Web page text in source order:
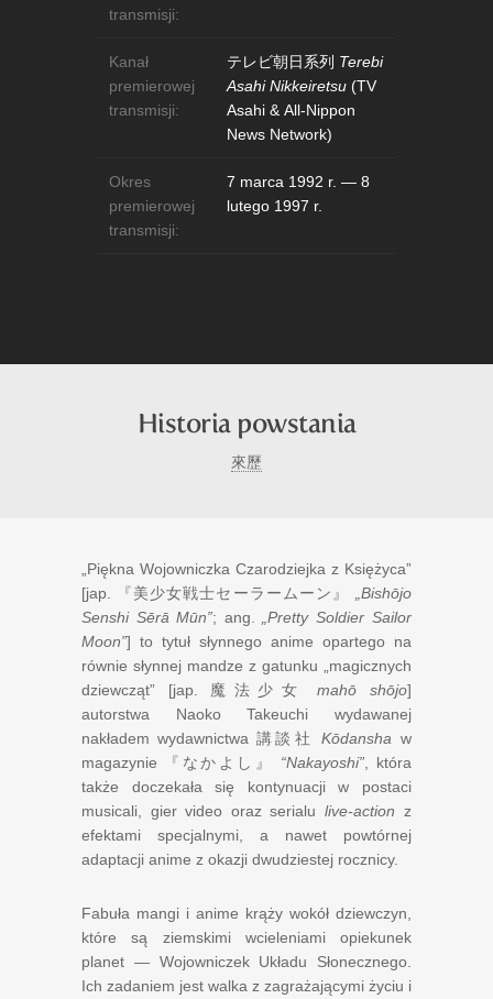
transmisji:
Kanał
premierowej
transmisji:
テレビ朝日系列 Terebi
Asahi Nikkeiretsu (TV
Asahi & All-Nippon
News Network)
Okres
premierowej
transmisji:
7 marca 1992 r. — 8
lutego 1997 r.
Historia powstania
來歷
„Piękna Wojowniczka Czarodziejka z Księżyca”
[jap.
『美少女戦士セーラームーン』
„Bishōjo
Senshi Sērā Mūn”; ang.
„Pretty Soldier Sailor
Moon”] to tytuł słynnego anime opartego na
równie słynnej mandze z gatunku „magicznych
dziewcząt” [jap. 魔法少女 mahō shōjo]
autorstwa Naoko Takeuchi wydawanej
nakładem wydawnictwa 講談社 Kōdansha w
magazynie
『なかよし』 “Nakayoshi” , która
także doczekała się kontynuacji w postaci
musicali, gier video oraz serialu live-action z
efektami specjalnymi, a nawet powtórnej
adaptacji anime z okazji dwudziestej rocznicy.
Fabuła mangi i anime krąży wokół dziewczyn,
które są ziemskimi wcieleniami opiekunek
planet — Wojowniczek Układu Słonecznego.
Ich zadaniem jest walka z zagrażającymi życiu i